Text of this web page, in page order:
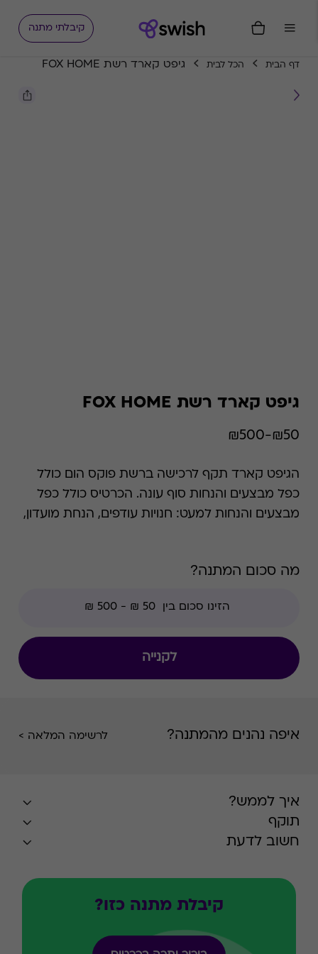
קיבלתי מתנה
דף הבית הכל לבית גיפט קארד רשת FOX HOME
גיפט קארד רשת FOX HOME
₪50-₪500
הגיפט קארד תקף לרכישה ברשת פוקס הום כולל
כפל מבצעים והנחות סוף עונה. הכרטיס כולל כפל
מבצעים והנחות למעט: חנויות עודפים, הנחת מועדון,
מה סכום המתנה?
לקנייה
איפה נהנים מהמתנה? לרשימה המלאה >
איך לממש?
תוקף
חשוב לדעת
קיבלת מתנה כזו?